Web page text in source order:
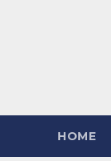
HOME